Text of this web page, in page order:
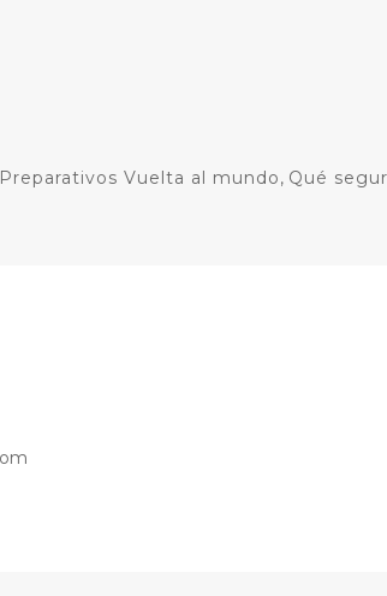
Preparativos Vuelta al mundo, Qué